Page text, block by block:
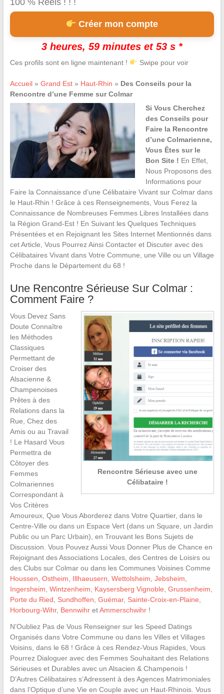
100 % Réels ! ! !
Créer mon compte
3 heures, 59 minutes et 53 s *
Ces profils sont en ligne maintenant ! Swipe pour voir
Accueil» Grand Est» Haut-Rhin » Des Conseils pour la
Rencontre d’une Femme sur Colmar
Si Vous Cherchez
des Conseils pour
Faire la Rencontre
d’une Colmarienne,
Vous Êtes sur le
Bon Site ! En Effet,
Nous Proposons des
Informations pour
Faire la Connaissance d’une Célibataire Vivant sur Colmar dans
le Haut-Rhin ! Grâce à ces Renseignements, Vous Ferez la
Connaissance de Nombreuses Femmes Libres Installées dans
la Région Grand-Est ! En Suivant les Quelques Techniques
Présentées et en Rejoignant les Sites Internet Mentionnés dans
cet Article, Vous Pourrez Ainsi Contacter et Discuter avec des
Célibataires Vivant dans Votre Commune, une Ville ou un Village
Proche dans le Département du 68 !
Une Rencontre Sérieuse Sur Colmar :
Comment Faire ?
Rencontre Sérieuse avec une
Célibataire !
Vous Devez Sans
Doute Connaître
les Méthodes
Classiques
Permettant de
Croiser des
Alsacienne &
Champenoises
Prêtes à des
Relations dans la
Rue, Chez des
Amis ou au Travail
! Le Hasard Vous
Permettra de
Côtoyer des
Femmes
Colmariennes
Correspondant à
Vos Critères
Amoureux, Que Vous Aborderez dans Votre Quartier, dans le
Centre-Ville ou dans un Espace Vert (dans un Square, un Jardin
Public ou un Parc Urbain), en Trouvant les Bons Sujets de
Discussion. Vous Pouvez Aussi Vous Donner Plus de Chance en
Rejoignant des Associations Locales, des Centres de Loisirs ou
des Clubs sur Colmar ou dans les Communes Voisines Comme
Houssen Ostheim Illhaeusern Wettolsheim Jebsheim
Ingersheim Wintzenheim Kaysersberg Vignoble Grussenheim
Porte du Ried
Sundhoffen Guémar, Sainte-Croix-en-Plaine
Horbourg-Wihr, BennwihretAmmerschwihr!
N’Oubliez Pas de Vous Renseigner sur les Speed Datings
Organisés dans Votre Commune ou dans les Villes et Villages
Voisins, dans le 68 ! Grâce à ces Rendez-Vous Rapides, Vous
Pourrez Dialoguer avec des Femmes Souhaitant des Relations
Sérieuses et Durables avec un Alsacien & Champenois !
D’Autres Célibataires s’Adressent à des Agences Matrimoniales
dans l’Optique d’une Vie en Couple avec un Haut-Rhinois. Vous